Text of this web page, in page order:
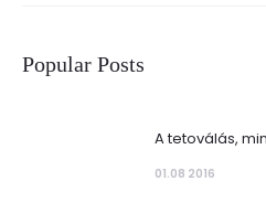
Popular Posts
A tetoválás,
01.08 2016